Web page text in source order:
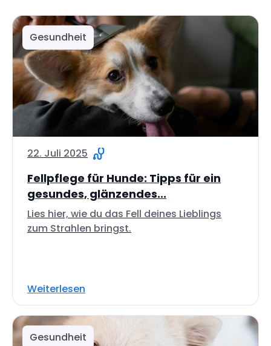
Gesundheit
22. Juli 2025
Fellpflege für Hunde: Tipps für ein
gesundes, glänzendes...
Lies hier, wie du das Fell deines Lieblings
zum Strahlen bringst.
Weiterlesen
Gesundheit